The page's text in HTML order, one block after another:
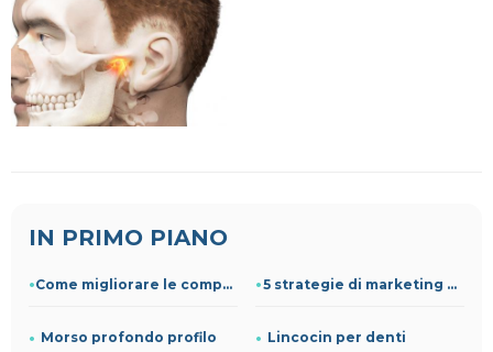
IN PRIMO PIANO
Come migliorare le competenze cliniche grazie alla formazion 5 strategie di marketing per studi dentistici
Morso profondo profilo Lincocin per denti